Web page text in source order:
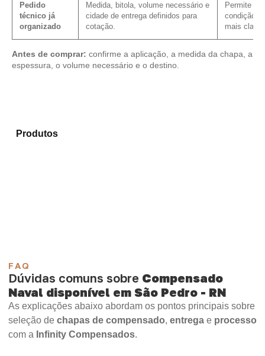
Pedido
técnico já
organizado
Medida, bitola, volume necessário e
cidade de entrega definidos para
cotação.
Permite
condição
mais
Antes de comprar: confirme a aplicação, a medida da chapa, a
espessura, o volume necessário e o destino.
Produtose identifique o produto mais indicado para
FAQ
Dúvidas comuns sobre Compensado
Naval disponível em São Pedro - RN
As explicações abaixo abordam os pontos principais sobre
seleção de chapas de compensado, entrega e processo
com a Infinity Compensados.